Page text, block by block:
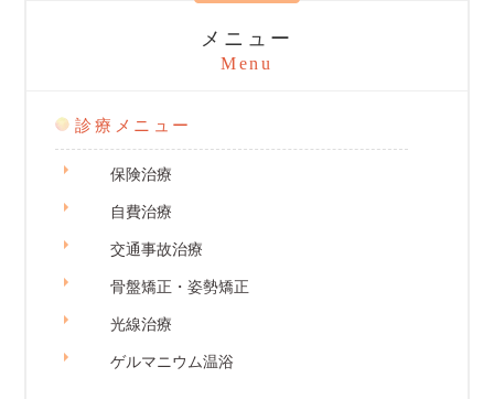
メニュー
Menu
診療メニュー
保険治療
自費治療
交通事故治療
骨盤矯正・姿勢矯正
光線治療
ゲルマニウム温浴